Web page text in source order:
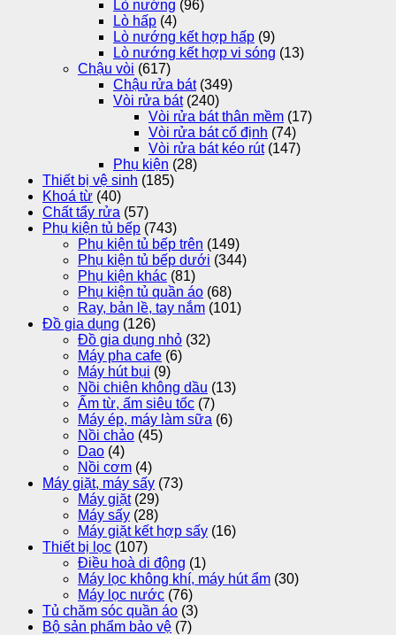
Lò nướng (96)
Lò hấp (4)
Lò nướng kết hợp hấp (9)
Lò nướng kết hợp vi sóng (13)
Chậu vòi (617)
Chậu rửa bát (349)
Vòi rửa bát (240)
Vòi rửa bát thân mềm (17)
Vòi rửa bát cố định (74)
Vòi rửa bát kéo rút (147)
Phụ kiện (28)
Thiết bị vệ sinh (185)
Khoá từ (40)
Chất tẩy rửa (57)
Phụ kiện tủ bếp (743)
Phụ kiện tủ bếp trên (149)
Phụ kiện tủ bếp dưới (344)
Phụ kiện khác (81)
Phụ kiện tủ quần áo (68)
Ray, bản lề, tay nắm (101)
Đồ gia dụng (126)
Đồ gia dụng nhỏ (32)
Máy pha cafe (6)
Máy hút bụi (9)
Nồi chiên không dầu (13)
Ấm từ, ấm siêu tốc (7)
Máy ép, máy làm sữa (6)
Nồi chảo (45)
Dao (4)
Nồi cơm (4)
Máy giặt, máy sấy (73)
Máy giặt (29)
Máy sấy (28)
Máy giặt kết hợp sấy (16)
Thiết bị lọc (107)
Điều hoà di động (1)
Máy lọc không khí, máy hút ẩm (30)
Máy lọc nước (76)
Tủ chăm sóc quần áo (3)
Bộ sản phẩm bảo vệ (7)